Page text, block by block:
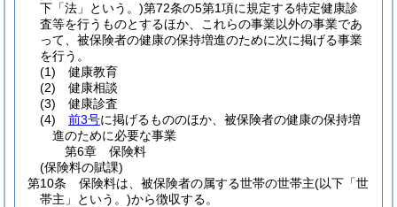
下「法」という。)第72条の5第1項に規定する特定健康診
査等を行うものとするほか、これらの事業以外の事業であ
って、被保険者の健康の保持増進のために次に掲げる事業
を行う。
(1)
健康教育
(2)
健康相談
(3)
健康診査
(4)
前3号に掲げるもののほか、被保険者の健康の保持増
進のために必要な事業
第6章
保険料
(保険料の賦課)
第10条
保険料は、被保険者の属する世帯の世帯主(以下「世
帯主」という。)から徴収する。